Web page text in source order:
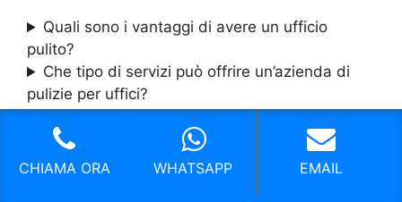
Quali sono i vantaggi di avere un ufficio
pulito?
Che tipo di servizi può offrire un’azienda di
pulizie per uffici?
Come posso mantenere il mio ufficio pulito e
ordinato tra le visite dell’azienda di pulizie?
Quanto spesso devo far pulire il mio ufficio?
CHIAMA ORA WHATSAPP EMAIL